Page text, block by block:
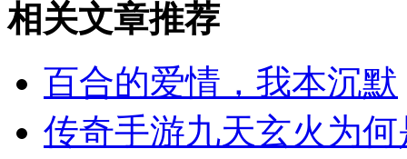
相关文章推荐
百合的爱情，我本沉默
传奇手游九天玄火为